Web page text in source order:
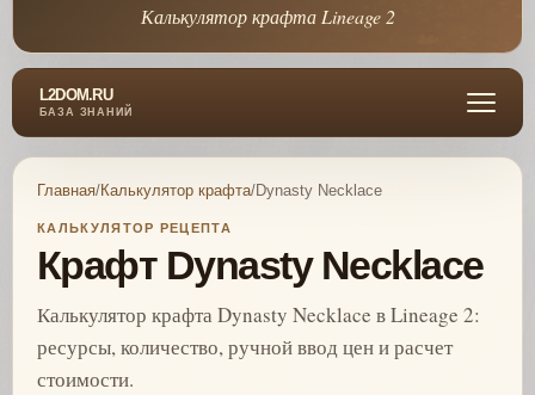
Калькулятор крафта Lineage 2
L2DOM.RU
БАЗА ЗНАНИЙ
Главная/Калькулятор крафта/Dynasty Necklace
КАЛЬКУЛЯТОР РЕЦЕПТА
Крафт Dynasty Necklace
Калькулятор крафта Dynasty Necklace в Lineage 2:
ресурсы, количество, ручной ввод цен и расчет
стоимости.